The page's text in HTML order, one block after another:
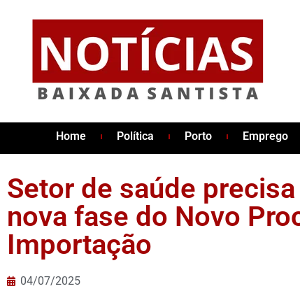
Home Política Porto Emprego
Setor de saúde
nova fase do Novo
Importação
04/07/2025